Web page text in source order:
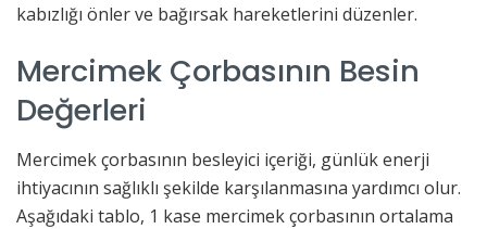
kabızlığı önler ve bağırsak hareketlerini düzenler.
Mercimek Çorbasının Besin
Değerleri
Mercimek çorbasının besleyici içeriği, günlük enerji
ihtiyacının sağlıklı şekilde karşılanmasına yardımcı olur.
Aşağıdaki tablo, 1 kase mercimek çorbasının ortalama